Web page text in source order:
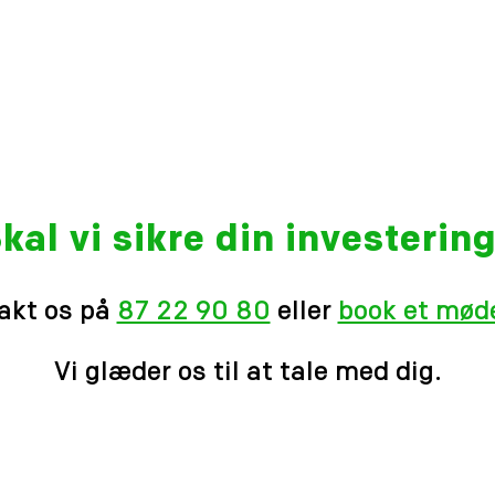
vi sikre din
os på 87 22 90 80 eller book et
Vi glæder os til at tale med dig.